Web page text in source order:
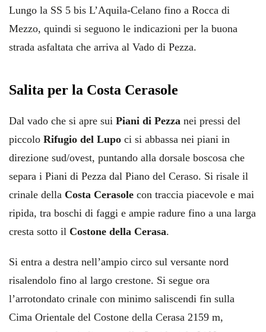
Lungo la SS 5 bis L’Aquila-Celano fino a Rocca di
Mezzo, quindi si seguono le indicazioni per la buona
strada asfaltata che arriva al Vado di Pezza.
Salita per la Costa Cerasole
Dal vado che si apre sui Piani di Pezza nei pressi del
piccolo Rifugio del Lupo ci si abbassa nei piani in
direzione sud/ovest, puntando alla dorsale boscosa che
separa i Piani di Pezza dal Piano del Ceraso. Si risale il
crinale della Costa Cerasole con traccia piacevole e mai
ripida, tra boschi di faggi e ampie radure fino a una larga
cresta sotto il Costone della Cerasa.
Si entra a destra nell’ampio circo sul versante nord
risalendolo fino al largo crestone. Si segue ora
l’arrotondato crinale con minimo saliscendi fin sulla
Cima Orientale del Costone della Cerasa 2159 m,